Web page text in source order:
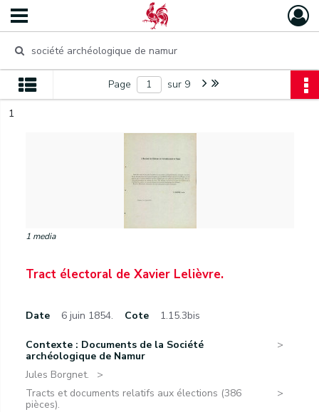
Page sur 9
1
1 media
Tract électoral de Xavier Lelièvre.
Date 6 juin 1854. Cote 1.15.3bis
Contexte : Documents de la Société
archéologique de Namur
Jules Borgnet.
Tracts et documents relatifs aux élections (386
pièces).